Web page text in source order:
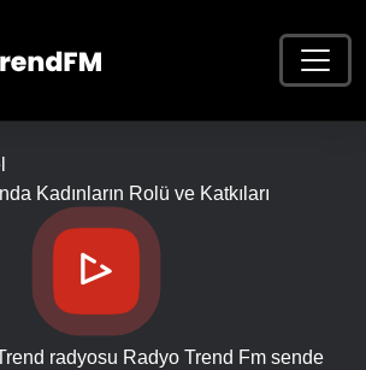
Kadınların Rolü ve Katkıları
radyosu Radyo Trend Fm sende